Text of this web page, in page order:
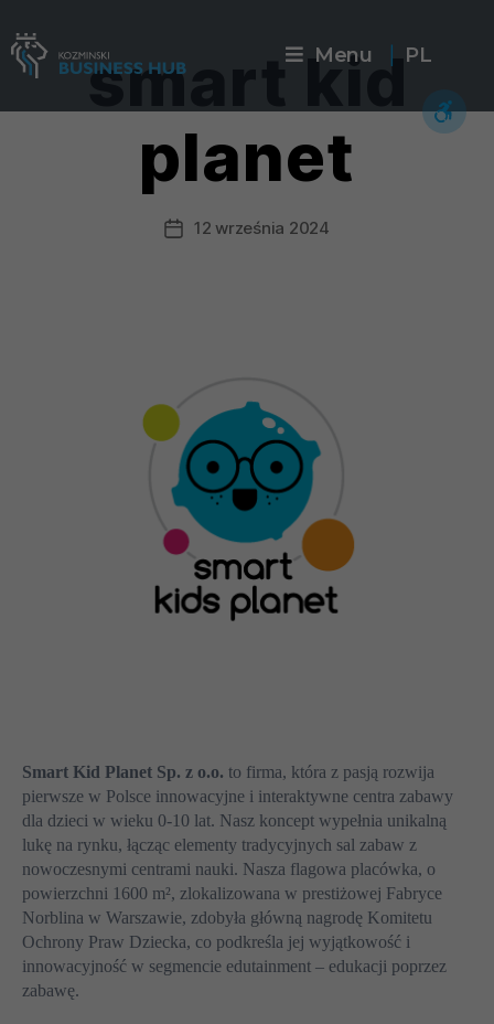
Menu PL
smart kid
planet
12 września 2024
Smart Kid Planet Sp. z o.o. to firma, która z pasją rozwija
pierwsze w Polsce innowacyjne i interaktywne centra zabawy
dla dzieci w wieku 0-10 lat. Nasz koncept wypełnia unikalną
lukę na rynku, łącząc elementy tradycyjnych sal zabaw z
nowoczesnymi centrami nauki. Nasza flagowa placówka, o
powierzchni 1600 m², zlokalizowana w prestiżowej Fabryce
Norblina w Warszawie, zdobyła główną nagrodę Komitetu
Ochrony Praw Dziecka, co podkreśla jej wyjątkowość i
innowacyjność w segmencie edutainment – edukacji poprzez
zabawę.